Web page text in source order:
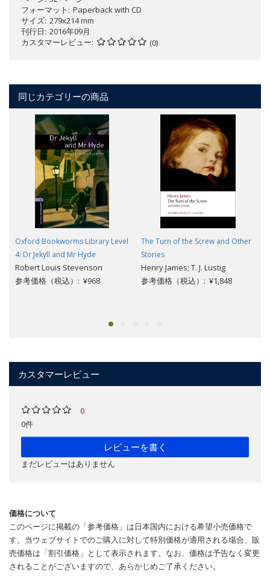
フォーマット
Paperback with CD
サイズ 279x214 mm
刊行日 2016年09月
カスタマーレビュー
(0)
同じカテゴリーの商品
Oxford Bookworms Library Level
4: Dr Jekyll and Mr Hyde
Robert Louis Stevenson
参考価格（税込）: ¥968
The Turn of the Screw and Other
Stories
Henry James; T. J. Lustig
参考価格（税込）: ¥1,848
カスタマーレビュー
0
0件
レビューを書く
まだレビューはありません
価格について
このページに掲載の「参考価格」は日本国内における希望小売価格で
す。当ウェブサイトでのご購入に対して特別価格が適用される場合、販
売価格は「割引価格」として表示されます。なお、価格は予告なく変更
されることがございますので、あらかじめご了承ください。